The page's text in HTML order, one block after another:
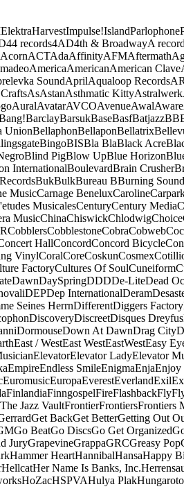
ElektraHarvestImpulse!IslandParlophone
44 records4AD4th & BroadwayA
AcornACTAdaAffinityAFMAftermath
AmericaAmericanAmerican Clave
SoundAprilAqualoop Records
AsAstanAsthmatic KittyAstralwerk
AuralAvatarAVCOAvenueAwalAware
BarclayBarsukBaseBasfBatjazz
UnionBellaphonBellaponBellatrix
BingoBISBla BlaBlack Acre
Blind PigBlow UpBlue Horizon
InternationalBoulevardBrain Crusher
BukBulkBureau BBurning
MusicCarnage BeneluxCaroline
MusicalesCenturyCentury Media
MusicChinaChiswickChlodwigChoice
CobblersCobblestoneCobraCobweb
HallConcordConcord Bicycle
VinylCoralCoreCoskunCosmex
FactoryCultures Of SoulCuneiform
DawnDaySpringDDDDe-LiteDead
DEPDep InternationalDeram
Seines HerrnDifferentDiggers Factory
DiscoveryDiscreetDisques Dreyfus
DormouseDown At DawnDrag City
East / WestEast WestEastWestEasy
ElevatorElevator LadyElevator
EmpireEndless SmileEnigmaEnjaEnjoy
EuromusicEuropaEverestEverlandExil
FinlandiaFinngospelFireFlashbackFly
Jazz VaultFrontierFrontiersFrontiers
Get BackGet BetterGetting Out
Go BeatGo DiscsGo Get Organized
JuryGrapevineGrappaGRCGreasy Pop
Hammer HeartHannibalHansaHappy
HellcatHer Name Is Banks, Inc.
HoZacHSPVAHulya Plak